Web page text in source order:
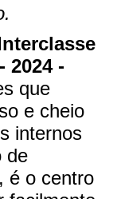
2024 -
que
e cheio
internos
de
é o centro